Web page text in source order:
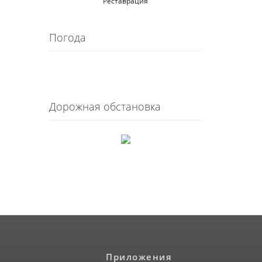
Погода
Дорожная обстановка
Приложения